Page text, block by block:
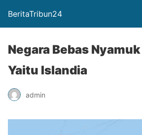
BeritaTribun24
Negara Bebas
Yaitu Islandia
admin